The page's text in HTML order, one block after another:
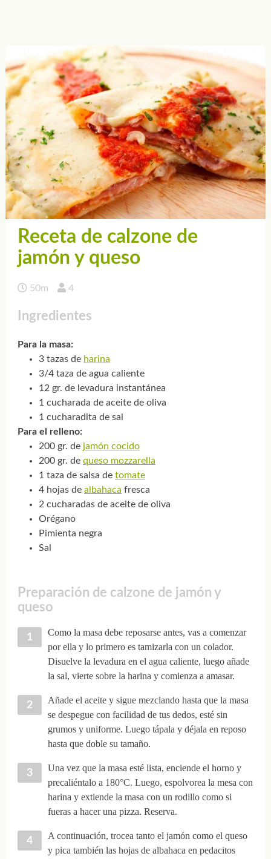
Receta de calzone de
jamón y queso
50m 4
Ingredientes
Para la masa:
3 tazas de harina
3/4 taza de agua caliente
12 gr. de levadura instantánea
1 cucharada de aceite de oliva
1 cucharadita de sal
Para el relleno:
200 gr. de jamón cocido
200 gr. de queso mozzarella
1 taza de salsa de tomate
4 hojas de albahaca fresca
2 cucharadas de aceite de oliva
Orégano
Pimienta negra
Sal
Preparación de calzone de jamón y
queso
Como la masa debe reposarse antes, vas a comenzar
por ella y lo primero es tamizarla con un colador.
Disuelve la levadura en el agua caliente, luego añade
la sal, vierte sobre la harina y comienza a amasar.
Añade el aceite y sigue mezclando hasta que la masa
se despegue con facilidad de tus dedos, esté sin
grumos y uniforme. Luego tápala y déjala en reposo
hasta que doble su tamaño.
Una vez que la masa esté lista, enciende el horno y
precaliéntalo a 180°C. Luego, espolvorea la mesa con
harina y extiende la masa con un rodillo como si
fueras a hacer una pizza. Reserva.
A continuación, trocea tanto el jamón como el queso
y pica también las hojas de albahaca en pedacitos